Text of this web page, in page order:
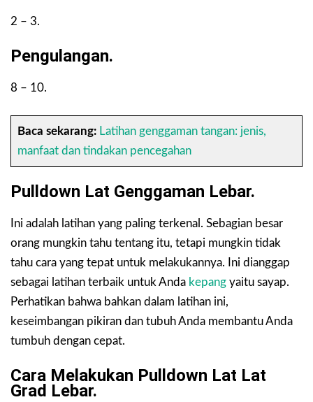
2 – 3.
Pengulangan.
8 – 10.
Baca sekarang: Latihan genggaman tangan: jenis,
manfaat dan tindakan pencegahan
Pulldown Lat Genggaman Lebar.
Ini adalah latihan yang paling terkenal. Sebagian besar
orang mungkin tahu tentang itu, tetapi mungkin tidak
tahu cara yang tepat untuk melakukannya. Ini dianggap
sebagai latihan terbaik untuk Anda kepang yaitu sayap.
Perhatikan bahwa bahkan dalam latihan ini,
keseimbangan pikiran dan tubuh Anda membantu Anda
tumbuh dengan cepat.
Cara Melakukan Pulldown Lat Lat
Grad Lebar.